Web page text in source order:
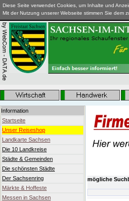
Diese Seite verwendet Cookies, um Inhalte und
Mit der Nutzung unserer Webseite stimmen Sie dem
Information
Startseite
Unser Reiseshop
Landkarte Sachsen
Die 10 Landkreise
Städte & Gemeinden
Die schönsten Städte
Der Sachsenring
Märkte & Hoffeste
Messen in Sachsen
mögliche